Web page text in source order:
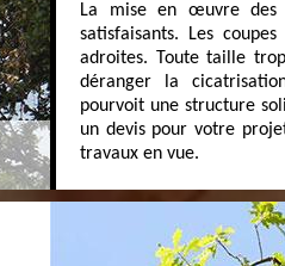
La mise en œuvre des
satisfaisants. Les
adroites. Toute taille
déranger la
pourvoit une structure
un devis pour votre
travaux en vue.